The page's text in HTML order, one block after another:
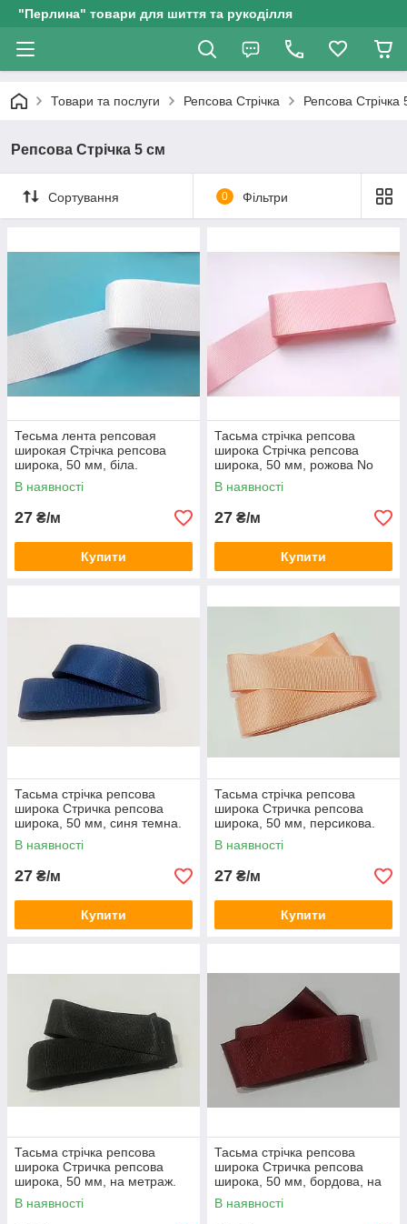
"Перлина" товари для шиття та рукоділля
Товари та послуги Репсова Стрічка Репсова Стрічка
Репсова Стрічка 5 см
Сортування 0 Фільтри
Тесьма лента репсовая
широкая Стрічка репсова
широка, 50 мм, біла.
Туреччина
В наявності
27 ₴/м
Купити
Тасьма стрічка репсова
широка Стрічка репсова
широка, 50 мм, рожова No
19. Туреччина
В наявності
27 ₴/м
Купити
Тасьма стрічка репсова
широка Стричка репсова
широка, 50 мм, синя темна.
Туреччина
В наявності
27 ₴/м
Купити
Тасьма стрічка репсова
широка Стричка репсова
широка, 50 мм, персикова.
Туреччина
В наявності
27 ₴/м
Купити
Тасьма стрічка репсова
широка Стричка репсова
широка, 50 мм, на метраж.
Туреччина
В наявності
Тасьма стрічка репсова
широка Стричка репсова
широка, 50 мм, бордова, на
метраж Туреччина
В наявності